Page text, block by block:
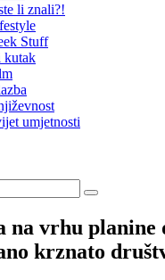
li znali?!
Stuff
kutak
umjetnosti
na vrhu planine
krznato